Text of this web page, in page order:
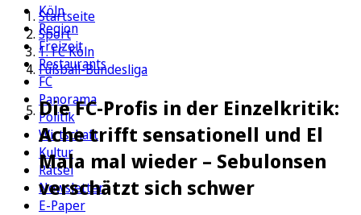
Köln
Region
Freizeit
Restaurants
FC
Panorama
Politik
Wirtschaft
Kultur
Rätsel
Newsletter
E-Paper
Startseite
Sport
1. FC Köln
Fußball-Bundesliga
Die FC-Profis in der Einzelkritik:
Ache trifft sensationell und El
Mala mal wieder – Sebulonsen
verschätzt sich schwer